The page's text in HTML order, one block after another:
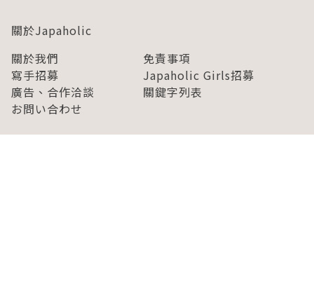
關於Japaholic
關於我們
免責事項
寫手招募
Japaholic Girls招募
廣告、合作洽談
關鍵字列表
お問い合わせ